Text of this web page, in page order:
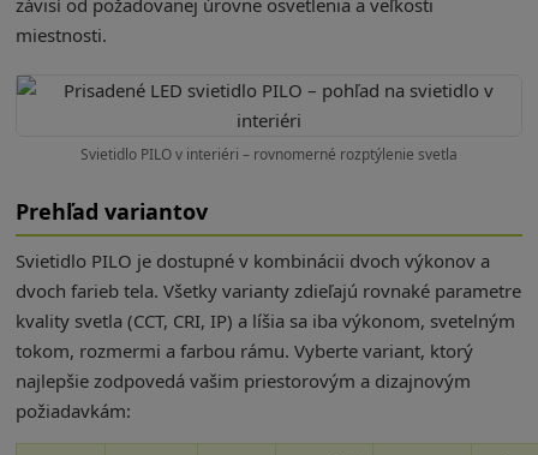
závisí od požadovanej úrovne osvetlenia a veľkosti
miestnosti.
Svietidlo PILO v interiéri – rovnomerné rozptýlenie svetla
Prehľad variantov
Svietidlo PILO je dostupné v kombinácii dvoch výkonov a
dvoch farieb tela. Všetky varianty zdieľajú rovnaké parametre
kvality svetla (CCT, CRI, IP) a líšia sa iba výkonom, svetelným
tokom, rozmermi a farbou rámu. Vyberte variant, ktorý
najlepšie zodpovedá vašim priestorovým a dizajnovým
požiadavkám: